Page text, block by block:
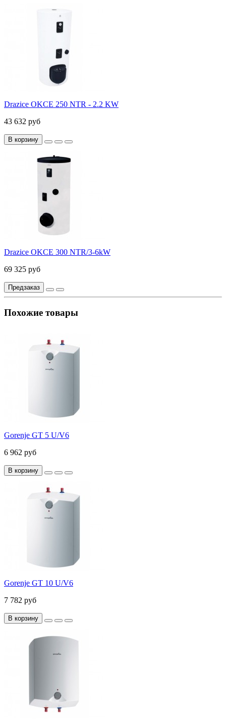
Drazice OKCE 250 NTR - 2.2 KW
43 632 руб
В корзину
Drazice OKCE 300 NTR/3-6kW
69 325 руб
Предзаказ
Похожие товары
Gorenje GT 5 U/V6
6 962 руб
В корзину
Gorenje GT 10 U/V6
7 782 руб
В корзину